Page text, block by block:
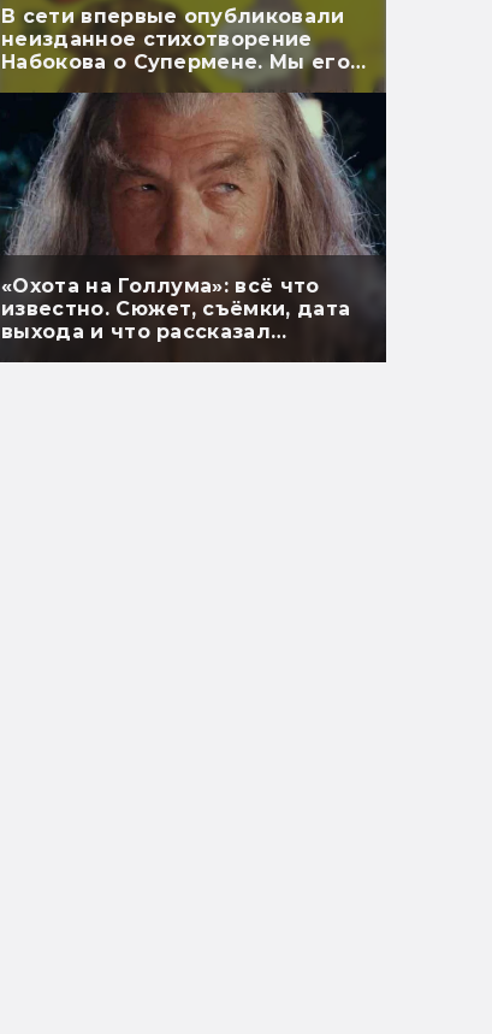
В сети впервые опубликовали
неизданное стихотворение
Набокова о Супермене. Мы его
перевели
«Охота на Голлума»: всё что
известно. Сюжет, съёмки, дата
выхода и что рассказал